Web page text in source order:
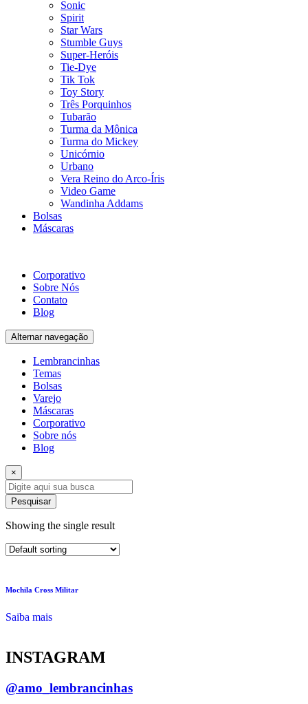
Sonic
Spirit
Star Wars
Stumble Guys
Super-Heróis
Tie-Dye
Tik Tok
Toy Story
Três Porquinhos
Tubarão
Turma da Mônica
Turma do Mickey
Unicórnio
Urbano
Vera Reino do Arco-Íris
Video Game
Wandinha Addams
Bolsas
Máscaras
Corporativo
Sobre Nós
Contato
Blog
Alternar navegação
Lembrancinhas
Temas
Bolsas
Varejo
Máscaras
Corporativo
Sobre nós
Blog
×
Pesquisar
Showing the single result
Mochila Cross Militar
Saiba mais
INSTAGRAM
@amo_lembrancinhas